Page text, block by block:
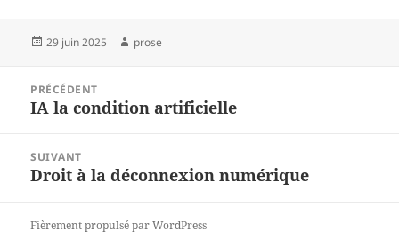
Publié
29 juin 2025 Auteur
prose
l’article
PRÉCÉDENT
Article
IA la condition artificielle
SUIVANT
Article
Droit à la déconnexion numérique
Fièrement propulsé par WordPress